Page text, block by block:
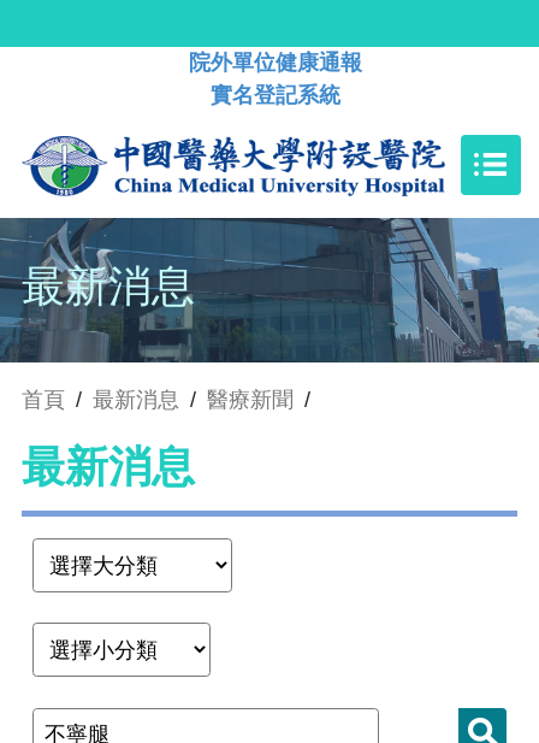
院外單位健康通報
實名登記系統
最新消息
首頁 / 最新消息 / 醫療新聞 /
最新消息